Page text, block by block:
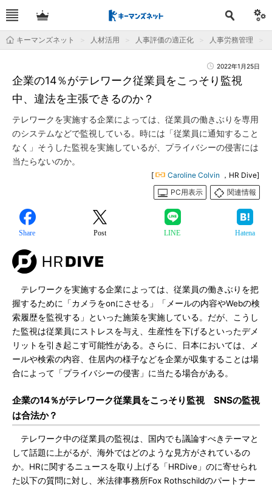
キーマンズネット 人材活用 人事評価の適正化 人事労務管理
2022年1月25日
企業の14％がテレワーク従業員をこっそり監視
中、違法を主張できるのか？
テレワークを実施する企業によっては、従業員の働きぶりを専用
のシステムなどで監視している。時には「従業員に通知すること
なく」そうした監視を実施しているが、プライバシーの侵害には
当たらないのか。
[ Caroline Colvin ，HR Dive]
PC用表示
関連情報
Share Post LINE Hatena
テレワークを実施する企業によっては、従業員の働きぶりを把
握するために「カメラをonにさせる」「メールの内容やWebの検
索履歴を監視する」といった施策を実施している。だが、こうし
た監視は従業員にストレスを与え、生産性を下げるといったデメ
リットを引き起こす可能性がある。さらに、日本においては、メ
ールや検索の内容、住居内の様子などを企業が収集することは場
合によって「プライバシーの侵害」に当たる場合がある。
企業の14％がテレワーク従業員をこっそり監視 SNSの監視
は合法か？
テレワーク中の従業員の監視は、国内でも議論すべきテーマと
して話題に上がるが、海外ではどのような見方がされているの
か。HRに関するニュースを取り上げる「HRDive」のに寄せられ
た以下の質問に対し、米法律事務所Fox Rothschildのパートナー